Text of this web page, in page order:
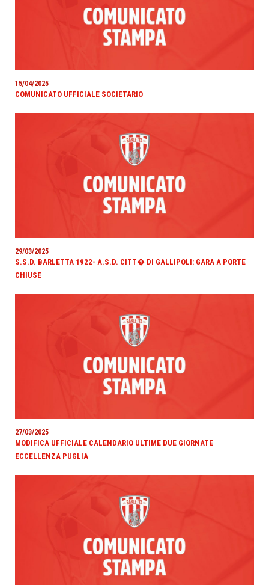
15/04/2025
COMUNICATO UFFICIALE SOCIETARIO
29/03/2025
S.S.D. BARLETTA 1922- A.S.D. CITT� DI GALLIPOLI: GARA A PORTE
CHIUSE
27/03/2025
MODIFICA UFFICIALE CALENDARIO ULTIME DUE GIORNATE
ECCELLENZA PUGLIA